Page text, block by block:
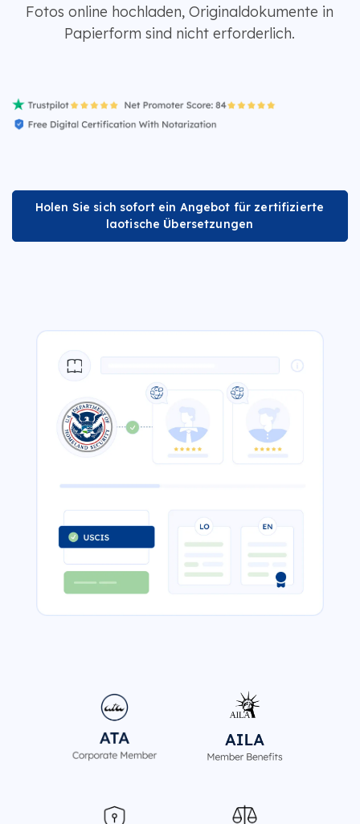
Fotos online hochladen, Originaldokumente in
Papierform sind nicht erforderlich.
Holen Sie sich sofort ein Angebot für zertifizierte
laotische Übersetzungen